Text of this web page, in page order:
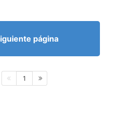
página
1